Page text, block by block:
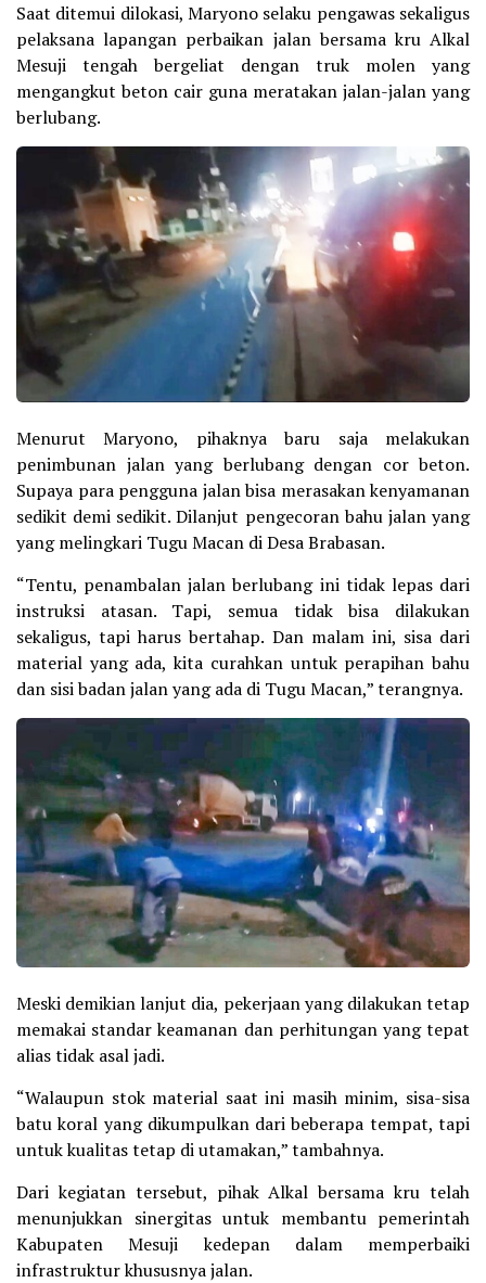
Saat ditemui dilokasi, Maryono selaku pengawas sekaligus
pelaksana lapangan perbaikan jalan bersama kru Alkal
Mesuji tengah bergeliat dengan truk molen yang
mengangkut beton cair guna meratakan jalan-jalan yang
berlubang.
Menurut Maryono, pihaknya baru saja melakukan
penimbunan jalan yang berlubang dengan cor beton.
Supaya para pengguna jalan bisa merasakan kenyamanan
sedikit demi sedikit. Dilanjut pengecoran bahu jalan yang
yang melingkari Tugu Macan di Desa Brabasan.
“Tentu, penambalan jalan berlubang ini tidak lepas dari
instruksi atasan. Tapi, semua tidak bisa dilakukan
sekaligus, tapi harus bertahap. Dan malam ini, sisa dari
material yang ada, kita curahkan untuk perapihan bahu
dan sisi badan jalan yang ada di Tugu Macan,” terangnya.
Meski demikian lanjut dia, pekerjaan yang dilakukan tetap
memakai standar keamanan dan perhitungan yang tepat
alias tidak asal jadi.
“Walaupun stok material saat ini masih minim, sisa-sisa
batu koral yang dikumpulkan dari beberapa tempat, tapi
untuk kualitas tetap di utamakan,” tambahnya.
Dari kegiatan tersebut, pihak Alkal bersama kru telah
menunjukkan sinergitas untuk membantu pemerintah
Kabupaten Mesuji kedepan dalam memperbaiki
infrastruktur khususnya jalan.